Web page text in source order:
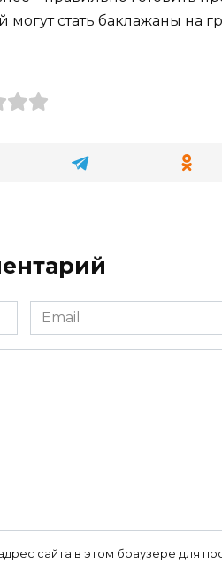
могут стать баклажаны на
Email
*
сайта в этом браузере для